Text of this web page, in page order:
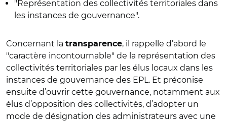
"Représentation des collectivités territoriales dans
les instances de gouvernance".
Concernant la transparence, il rappelle d’abord le
"caractère incontournable" de la représentation des
collectivités territoriales par les élus locaux dans les
instances de gouvernance des EPL. Et préconise
ensuite d’ouvrir cette gouvernance, notamment aux
élus d’opposition des collectivités, d’adopter un
mode de désignation des administrateurs avec une